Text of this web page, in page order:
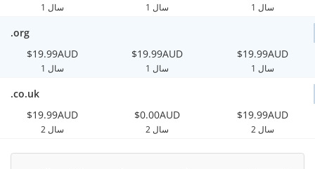
1 سال 1 سال 1 سال
.org
$19.99AUD
1 سال
$19.99AUD
1 سال
$19.99AUD
1 سال
.co.uk
$19.99AUD
2 سال
$0.00AUD
2 سال
$19.99AUD
2 سال